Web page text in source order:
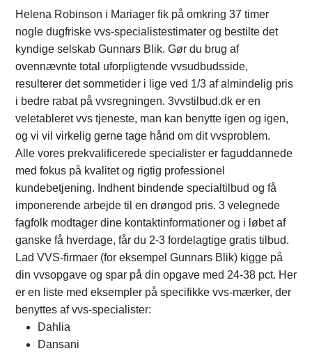
Helena Robinson i Mariager fik på omkring 37 timer
nogle dugfriske vvs-specialistestimater og bestilte det
kyndige selskab Gunnars Blik. Gør du brug af
ovennævnte total uforpligtende vvsudbudsside,
resulterer det sommetider i lige ved 1/3 af almindelig pris
i bedre rabat på vvsregningen. 3vvstilbud.dk er en
veletableret vvs tjeneste, man kan benytte igen og igen,
og vi vil virkelig gerne tage hånd om dit vvsproblem.
Alle vores prekvalificerede specialister er faguddannede
med fokus på kvalitet og rigtig professionel
kundebetjening. Indhent bindende specialtilbud og få
imponerende arbejde til en drøngod pris. 3 velegnede
fagfolk modtager dine kontaktinformationer og i løbet af
ganske få hverdage, får du 2-3 fordelagtige gratis tilbud.
Lad VVS-firmaer (for eksempel Gunnars Blik) kigge på
din vvsopgave og spar på din opgave med 24-38 pct. Her
er en liste med eksempler på specifikke vvs-mærker, der
benyttes af vvs-specialister:
Dahlia
Dansani